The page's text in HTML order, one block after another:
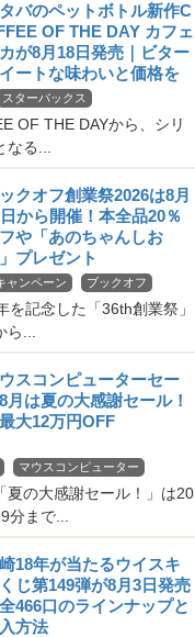
バのペットボトル新作C
OF THE DAY カフェ
が8月18日発売｜ビター
ートな味わいと価格を
スターバックス
OF THE DAYから、シリ
る...
クオフ創業祭2026は8月
から開催！本全品20％
や「あのちゃんしお
プレゼント
ャンペーン ブックオフ
記念した「36th創業祭」
...
スコンピューターセー
月は夏の大感謝セール！
大12万円OFF
マウスコンピューター
夏の大感謝セール！」は20
まで...
18年が当たるウイスキ
じ第149弾が8月3日発売
全466口のラインナップと
方法